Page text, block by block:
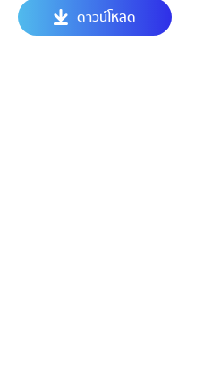
ดาวน์โหลด